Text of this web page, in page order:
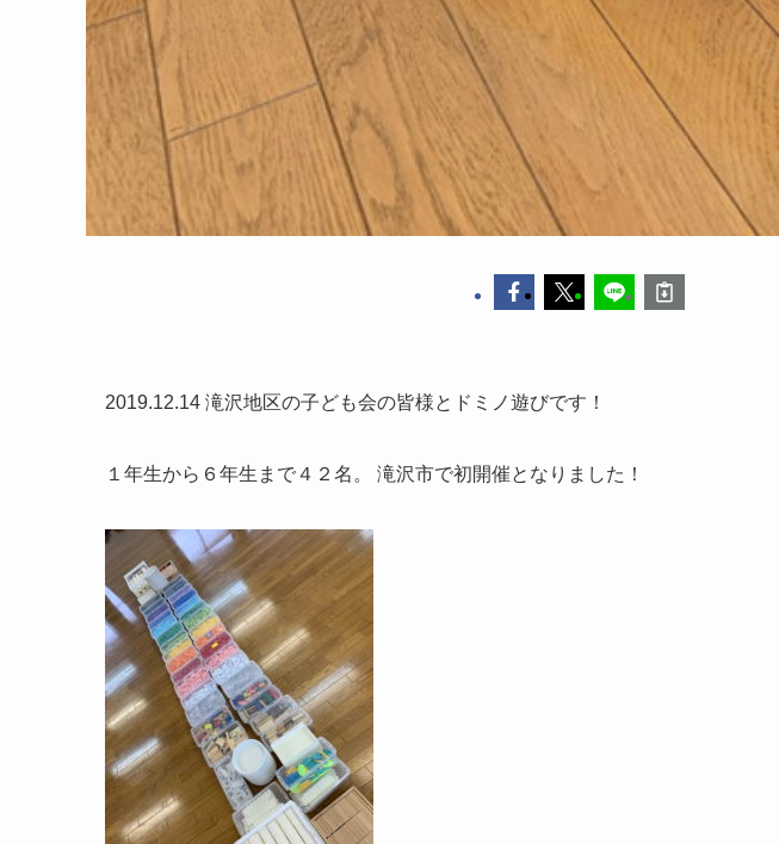
2019.12.14 滝沢地区の子ども会の皆様とドミノ遊びです！
１年生から６年生まで４２名。 滝沢市で初開催となりました！